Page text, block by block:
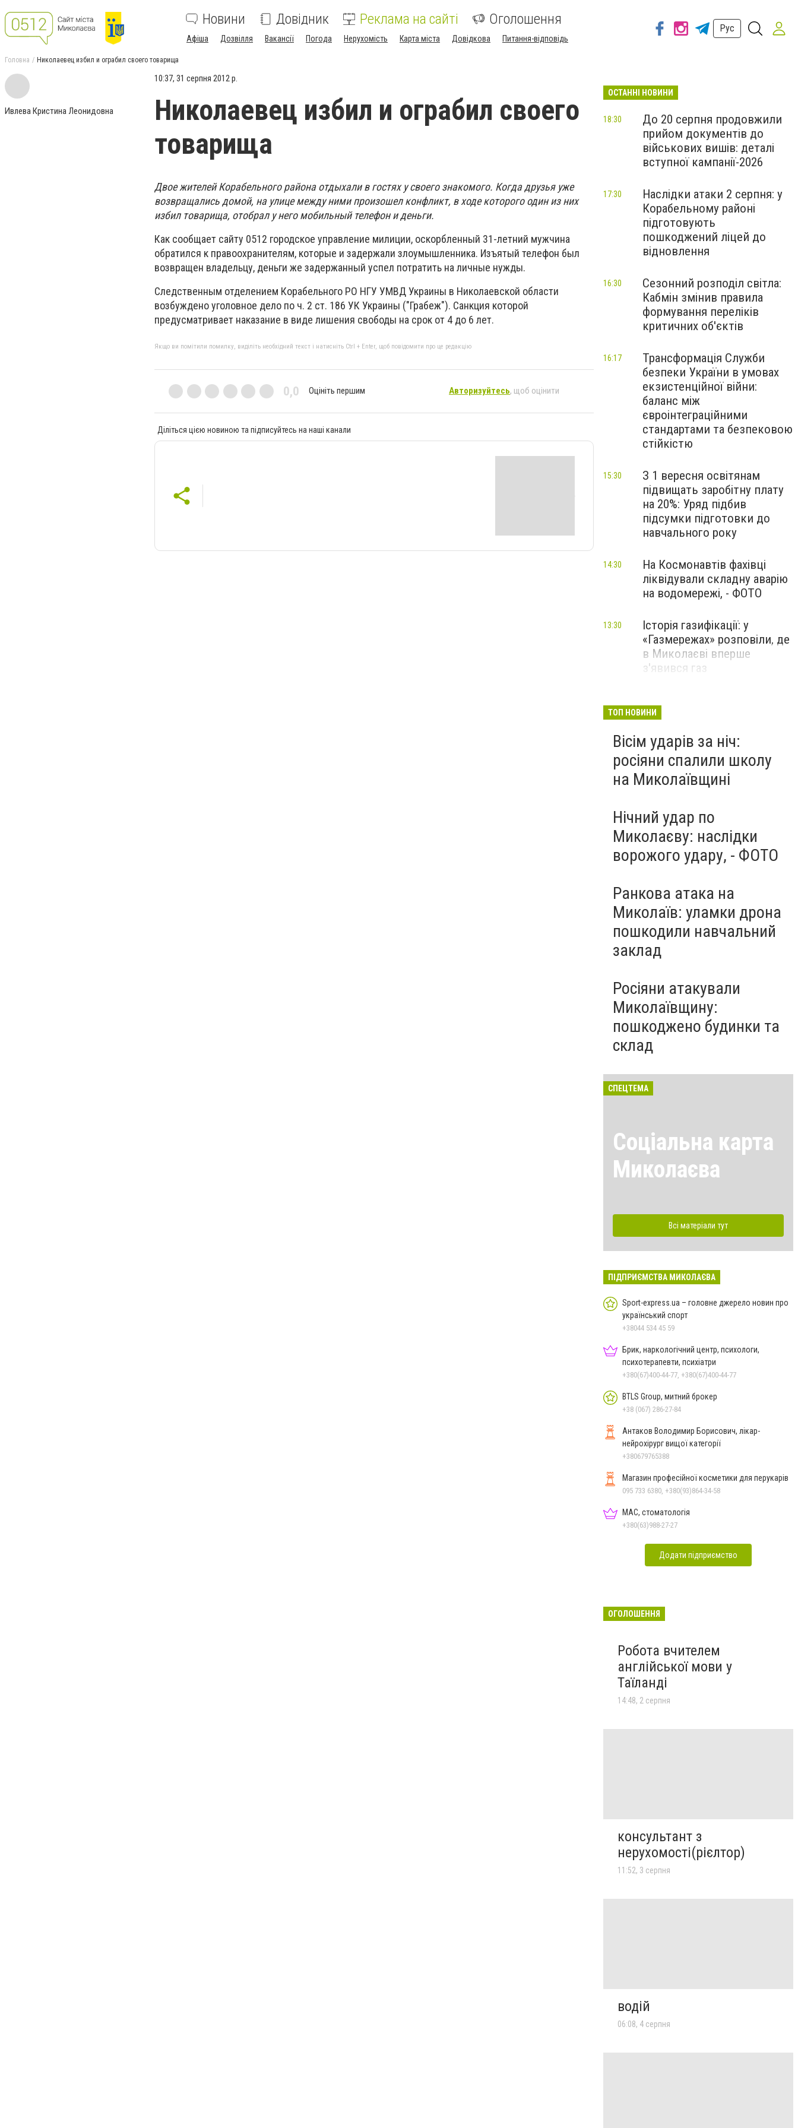
Новини Довідник Реклама на сайті Оголошення
Афіша Дозвілля Вакансії Погода Нерухомість Карта міста Довідкова Питання-відповідь
Рус
Головна Николаевец избил и ограбил своего товарища
Ивлева Кристина Леонидовна
10:37, 31 серпня 2012 р.
Николаевец избил и ограбил своего
товарища
Двое жителей Корабельного района отдыхали в гостях у своего знакомого. Когда друзья уже
возвращались домой, на улице между ними произошел конфликт, в ходе которого один из них
избил товарища, отобрал у него мобильный телефон и деньги.
Как сообщает сайту 0512 городское управление милиции, оскорбленный 31-летний мужчина
обратился к правоохранителям, которые и задержали злоумышленника. Изъятый телефон был
возвращен владельцу, деньги же задержанный успел потратить на личные нужды.
Следственным отделением Корабельного РО НГУ УМВД Украины в Николаевской области
возбуждено уголовное дело по ч. 2 ст. 186 УК Украины ("Грабеж"). Санкция которой
предусматривает наказание в виде лишения свободы на срок от 4 до 6 лет.
Якщо ви помітили помилку, виділіть необхідний текст і натисніть Ctrl + Enter, щоб повідомити про це редакцію
0,0 Оцініть першим Авторизуйтесь, щоб оцінити
Діліться цією новиною та підписуйтесь на наші канали
ОСТАННІ НОВИНИ
До 20 серпня продовжили
прийом документів до
військових вишів: деталі
вступної кампанії-2026
18:30
Наслідки атаки 2 серпня: у
Корабельному районі
підготовують
пошкоджений ліцей до
відновлення
17:30
Сезонний розподіл світла:
Кабмін змінив правила
формування переліків
критичних об'єктів
16:30
Трансформація Служби
безпеки України в умовах
екзистенційної війни:
баланс між
євроінтеграційними
стандартами та безпековою
стійкістю
16:17
З 1 вересня освітянам
підвищать заробітну плату
на 20%: Уряд підбив
підсумки підготовки до
навчального року
15:30
На Космонавтів фахівці
ліквідували складну аварію
на водомережі, - ФОТО
14:30
Історія газифікації: у
«Газмережах» розповіли, де
в Миколаєві вперше
з'явився газ
13:30
Миколаєві 2026: шукаємо
перезавантаження
ПАРТНЕРСЬКИЙ СПЕЦПРОЄКТ
ТОП НОВИНИ
Вісім ударів за ніч:
росіяни спалили школу
на Миколаївщині
Нічний удар по
Миколаєву: наслідки
ворожого удару, - ФОТО
Ранкова атака на
Миколаїв: уламки дрона
пошкодили навчальний
заклад
Росіяни атакували
Миколаївщину:
пошкоджено будинки та
склад
СПЕЦТЕМА
Соціальна карта
Миколаєва
Всі матеріали тут
ПІДПРИЄМСТВА МИКОЛАЄВА
Sport-express.ua – головне джерело новин про
український спорт
+38044 534 45 59
Брик, наркологічний центр, психологи,
психотерапевти, психіатри
+380(67)400-44-77, +380(67)400-44-77
BTLS Group, митний брокер
+38 (067) 286-27-84
Антаков Володимир Борисович, лікар-
нейрохірург вищої категорії
+380679765388
Магазин професійної косметики для перукарів
095 733 6380, +380(93)864-34-58
МАС, стоматологія
+380(63)988-27-27
Додати підприємство
ОГОЛОШЕННЯ
Робота вчителем
англійської мови у
Таїланді
14:48, 2 серпня
консультант з
нерухомості(рієлтор)
11:52, 3 серпня
водій
06:08, 4 серпня